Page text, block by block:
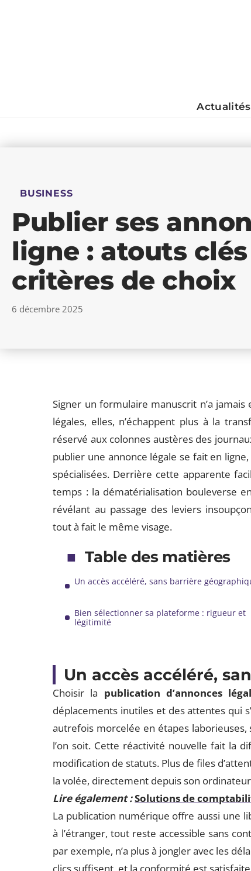
Actualités
BUSINESS
Publier ses
ligne : atouts
critères de choix
6 décembre 2025
Signer un formulaire manuscrit n’a
légales, elles, n’échappent plus à la
réservé aux colonnes austères des
publier une annonce légale se fait en
spécialisées. Derrière cette apparente
temps : la dématérialisation bouleverse
révélant au passage des leviers
tout à fait le même visage.
Table des matières
Un accès accéléré, sans barrière
Bien sélectionner sa plateforme : rigueur et
légitimité
Un accès accéléré,
Choisir la publication d’annonces
déplacements inutiles et des attentes qui
autrefois morcelée en étapes laborieuses,
l’on soit. Cette réactivité nouvelle fait la
modification de statuts. Plus de files
la volée, directement depuis son
Lire également :Solutions de
La publication numérique offre aussi une
à l’étranger, tout reste accessible sans
par exemple, n’a plus à jongler avec les